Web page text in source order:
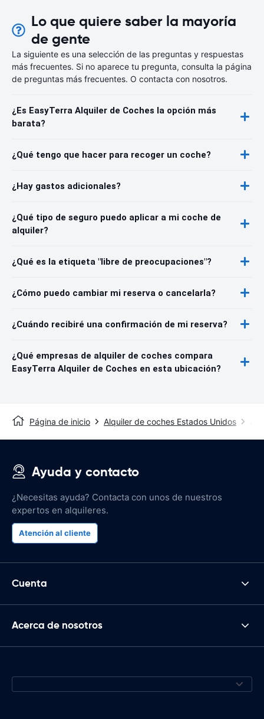
Lo que quiere saber la mayoría
de gente
La siguiente es una selección de las preguntas y respuestas
más frecuentes. Si no aparece tu pregunta, consulta la página
de preguntas más frecuentes. O contacta con nosotros.
¿Es EasyTerra Alquiler de Coches la opción más
barata?
¿Qué tengo que hacer para recoger un coche?
¿Hay gastos adicionales?
¿Qué tipo de seguro puedo aplicar a mi coche de
alquiler?
¿Qué es la etiqueta "libre de preocupaciones"?
¿Cómo puedo cambiar mi reserva o cancelarla?
¿Cuándo recibiré una confirmación de mi reserva?
¿Qué empresas de alquiler de coches compara
EasyTerra Alquiler de Coches en esta ubicación?
Página de inicio Alquiler de coches Estados Unidos
Ayuda y contacto
¿Necesitas ayuda? Contacta con unos de nuestros
expertos en alquileres.
Atención al cliente
Cuenta
Acerca de nosotros